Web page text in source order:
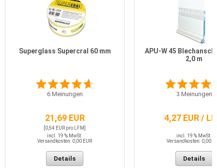
Superglass Supercral 60 mm
6Meinungen
21,69 EUR
[0,54 EUR pro LFM]
incl. 19 % MwSt.
Versandkosten: 0,00 EUR
Details
APU-W 45
2,0 m
3 Meinungen
4,27 EUR /
incl. 19 % MwSt.
Versandkosten: 0,00
Details